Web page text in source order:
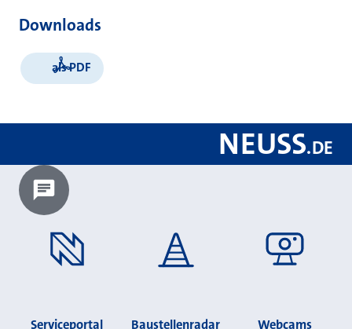
Downloads
als PDF
NEUSS.DE
Chatbot laden?
Serviceportal Baustellenradar Webcams